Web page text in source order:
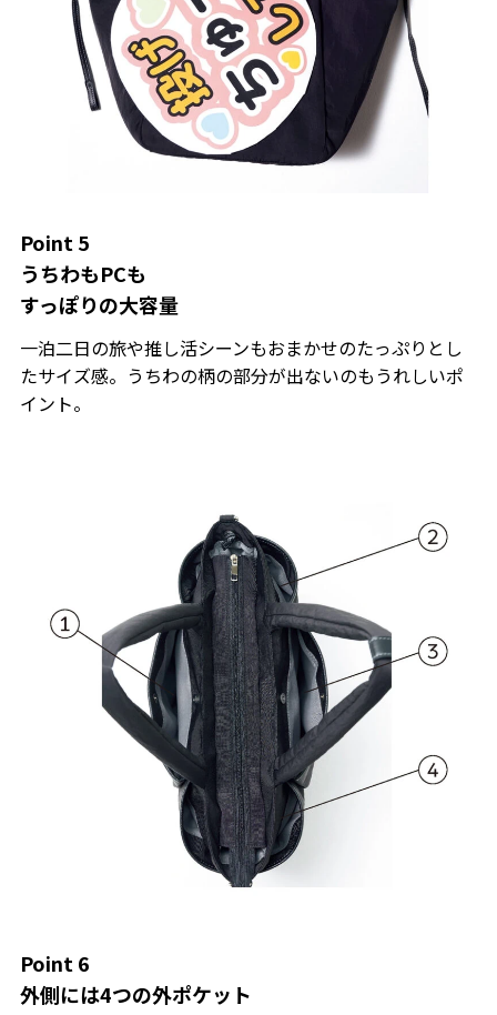
Point 5
うちわもPCも
すっぽりの大容量
一泊二日の旅や推し活シーンもおまかせのたっぷりとし
たサイズ感。うちわの柄の部分が出ないのもうれしいポ
イント。
Point 6
外側には4つの外ポケット